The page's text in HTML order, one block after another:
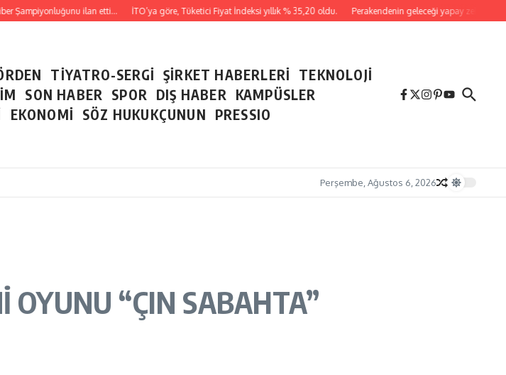
Şampiyonluğunu ilan etti… İTO’ya göre, Tüketici Fiyat İndeksi yıllık % 35,20 oldu. Perakendenin geleceği yapay zeka ile
TİYATRO-SERGİ ŞİRKET HABERLERİ TEKNOLOJİ
SON HABER SPOR DIŞ HABER
KAMPÜSLER
EKONOMİ SÖZ HUKUKÇUNUN PRESSIO
Perşembe, Ağustos 6, 2026
OYUNU “ÇIN SABAHTA”